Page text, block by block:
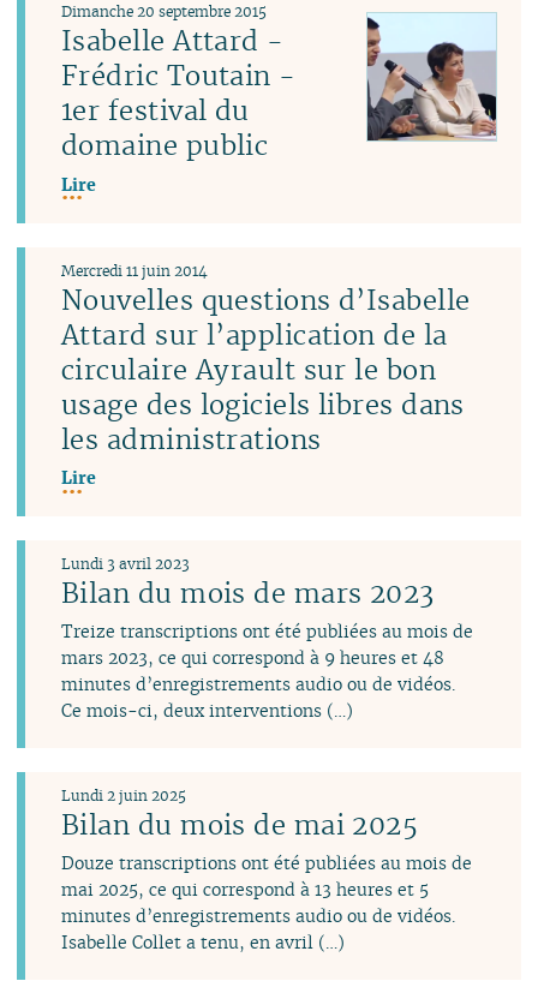
Isabelle Attard -
Frédric Toutain -
1er festival du
domaine public
Dimanche 20 septembre 2015
Lire
Nouvelles questions d’Isabelle
Attard sur l’application de la
circulaire Ayrault sur le bon
usage des logiciels libres dans
les administrations
Mercredi 11 juin 2014
Lire
Bilan du mois de mars 2023
Lundi 3 avril 2023
Treize transcriptions ont été publiées au mois de
mars 2023, ce qui correspond à 9 heures et 48
minutes d’enregistrements audio ou de vidéos.
Ce mois-ci, deux interventions (…)
Bilan du mois de mai 2025
Lundi 2 juin 2025
Douze transcriptions ont été publiées au mois de
mai 2025, ce qui correspond à 13 heures et 5
minutes d’enregistrements audio ou de vidéos.
Isabelle Collet a tenu, en avril (…)